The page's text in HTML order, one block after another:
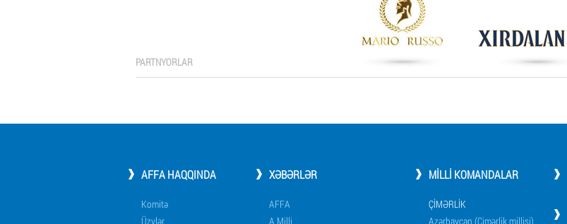
PARTNYORLAR
AFFA HAQQINDA
Komitə
Üzvlər
XƏBƏRLƏR
AFFA
A Milli
MILLI KOMANDALAR
ÇIMƏRLIK
Azərbaycan (Çimərlik millisi)